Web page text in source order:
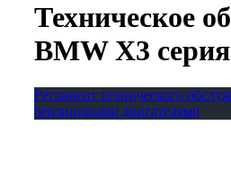
Техническое
BMW X3
Регламент технического
бензиновыми двигателями